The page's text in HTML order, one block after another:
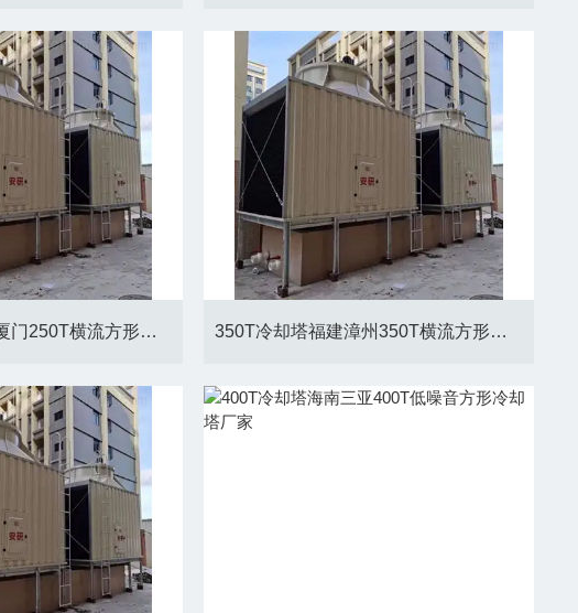
250T冷却塔福建厦门250T横流方形冷却塔厂家 350T冷却塔福建漳州350T横流方形冷却塔厂家